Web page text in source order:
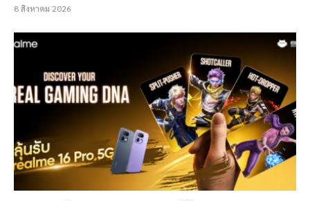
8 สิงหาคม 2026